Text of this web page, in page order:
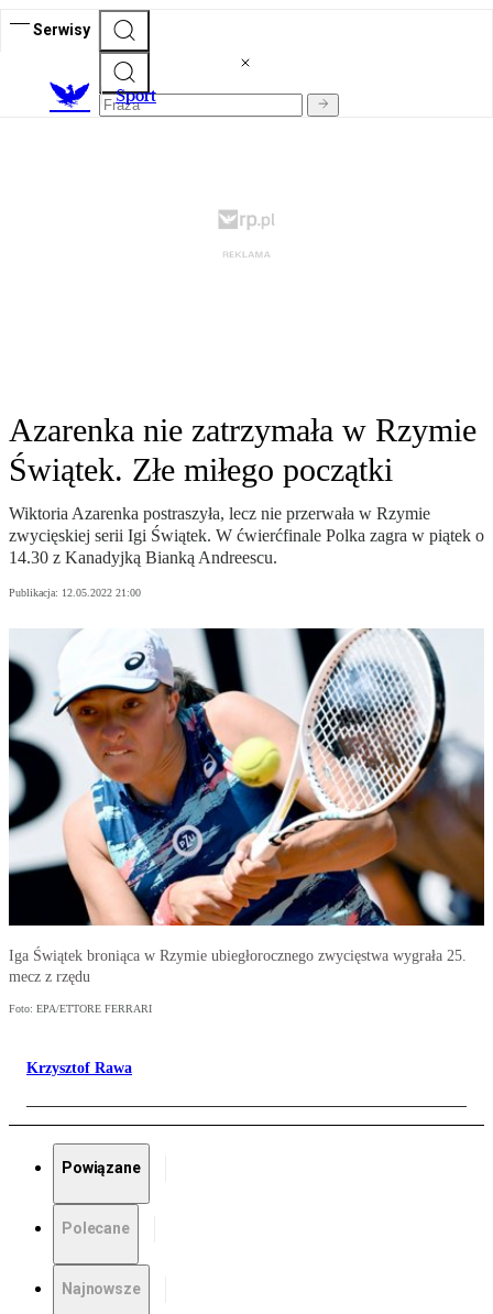
Serwisy
Sport
Azarenka nie zatrzymała w Rzymie
Świątek. Złe miłego początki
Wiktoria Azarenka postraszyła, lecz nie przerwała w Rzymie
zwycięskiej serii Igi Świątek. W ćwierćfinale Polka zagra w piątek o
14.30 z Kanadyjką Bianką Andreescu.
Publikacja: 12.05.2022 21:00
Iga Świątek broniąca w Rzymie ubiegłorocznego zwycięstwa wygrała 25.
mecz z rzędu
Foto: EPA/ETTORE FERRARI
Krzysztof Rawa
Powiązane
Polecane
Najnowsze